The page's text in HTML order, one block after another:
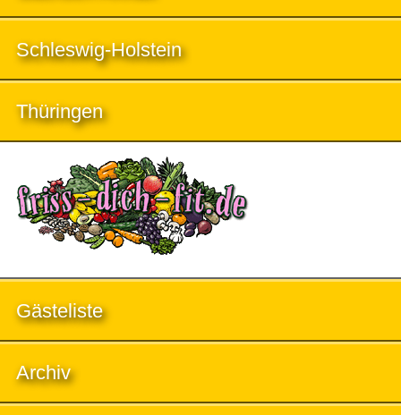
Schleswig-Holstein
Thüringen
Gästeliste
Archiv